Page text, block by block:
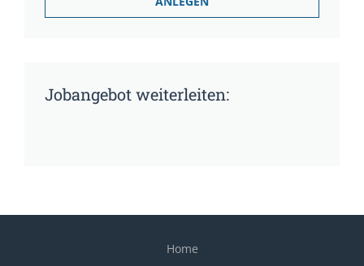
Jobangebot weiterleiten:
Home